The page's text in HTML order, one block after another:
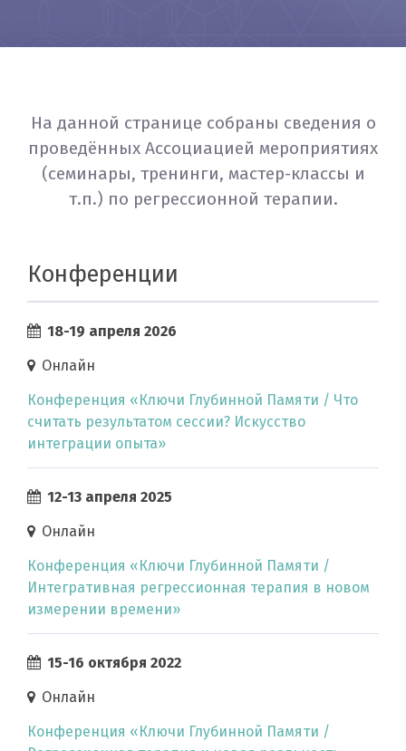
На данной странице собраны сведения о
проведённых Ассоциацией мероприятиях
(семинары, тренинги, мастер-классы и
т.п.) по регрессионной терапии.
Конференции
18-19 апреля 2026
Онлайн
Конференция «Ключи Глубинной Памяти / Что
считать результатом сессии? Искусство
интеграции опыта»
12-13 апреля 2025
Онлайн
Конференция «Ключи Глубинной Памяти /
Интегративная регрессионная терапия в новом
измерении времени»
15-16 октября 2022
Онлайн
Конференция «Ключи Глубинной Памяти /